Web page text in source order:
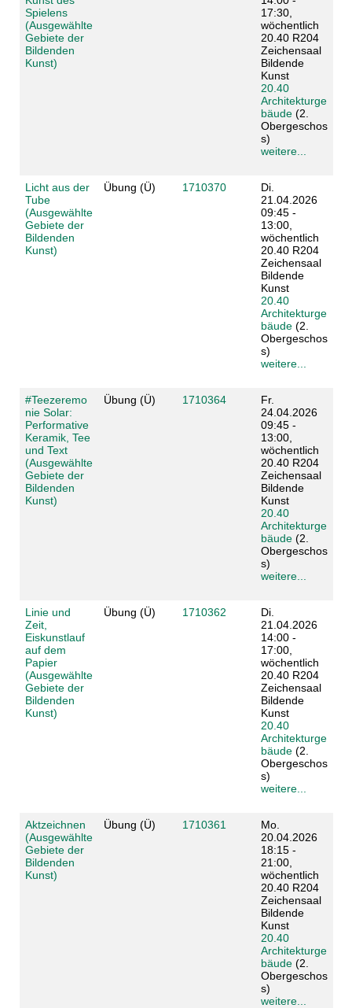
Spielens
(Ausgewählte
Gebiete der
Bildenden
Kunst)
17:30,
wöchentlich
20.40 R204
Zeichensaal
Bildende
Kunst
20.40
Architekturge
bäude(2.
Obergeschos
s)
weitere...
Licht aus der
Tube
(Ausgewählte
Gebiete der
Bildenden
Kunst)
Übung (Ü) 1710370
Di.
21.04.2026
09:45 -
13:00,
wöchentlich
20.40 R204
Zeichensaal
Bildende
Kunst
20.40
Architekturge
bäude(2.
Obergeschos
s)
weitere...
#Teezeremo
nie Solar:
Performative
Keramik, Tee
und Text
(Ausgewählte
Gebiete der
Bildenden
Kunst)
Übung (Ü) 1710364
Fr.
24.04.2026
09:45 -
13:00,
wöchentlich
20.40 R204
Zeichensaal
Bildende
Kunst
20.40
Architekturge
bäude(2.
Obergeschos
s)
weitere...
Linie und
Zeit,
Eiskunstlauf
auf dem
Papier
(Ausgewählte
Gebiete der
Bildenden
Kunst)
Übung (Ü) 1710362
Di.
21.04.2026
14:00 -
17:00,
wöchentlich
20.40 R204
Zeichensaal
Bildende
Kunst
20.40
Architekturge
bäude(2.
Obergeschos
s)
weitere...
Aktzeichnen
(Ausgewählte
Gebiete der
Bildenden
Kunst)
Übung (Ü) 1710361
Mo.
20.04.2026
18:15 -
21:00,
wöchentlich
20.40 R204
Zeichensaal
Bildende
Kunst
20.40
Architekturge
bäude(2.
Obergeschos
s)
weitere...